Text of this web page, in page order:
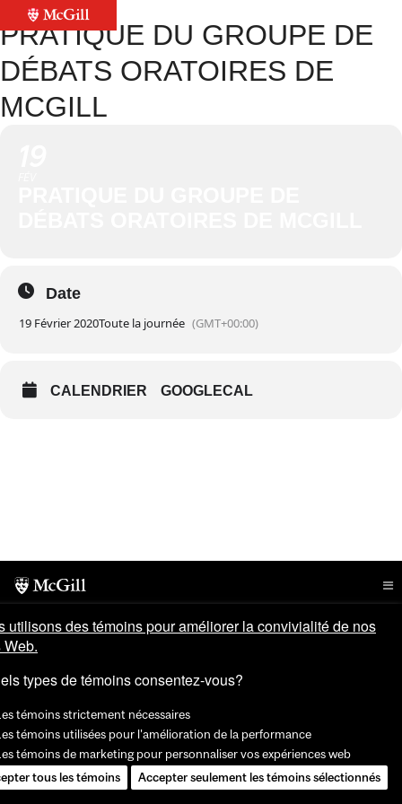
PRATIQUE DU GROUPE DE
DÉBATS ORATOIRES DE
MCGILL
Date
19 Février 2020Toute la journée (GMT+00:00)
CALENDRIER GOOGLECAL
utilisons des témoins pour améliorer la convivialité de nos
types de témoins consentez-vous?
témoins strictement nécessaires
témoins utilisées pour l'amélioration de la performance
témoins de marketing pour personnaliser vos expériences web
tous les témoins
Accepter seulement les témoins sélectionnés